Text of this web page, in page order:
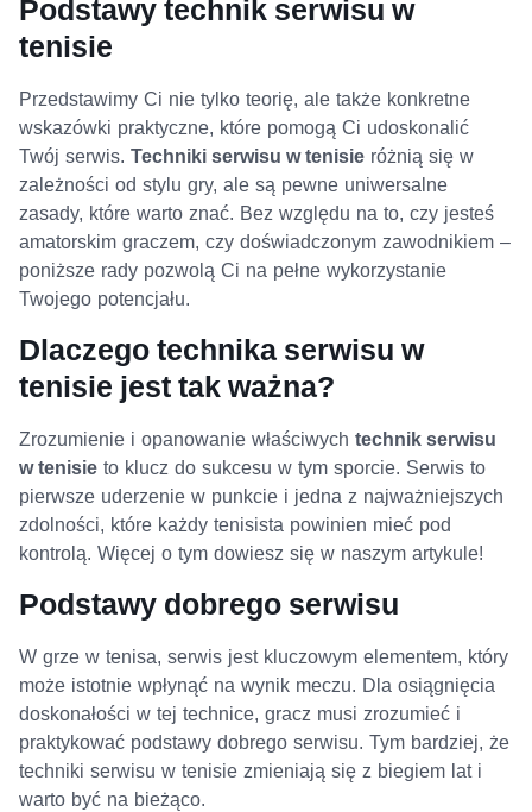
Podstawy technik serwisu w
tenisie
Przedstawimy Ci nie tylko teorię, ale także konkretne
wskazówki praktyczne, które pomogą Ci udoskonalić
Twój serwis. Techniki serwisu w tenisie różnią się w
zależności od stylu gry, ale są pewne uniwersalne
zasady, które warto znać. Bez względu na to, czy jesteś
amatorskim graczem, czy doświadczonym zawodnikiem –
poniższe rady pozwolą Ci na pełne wykorzystanie
Twojego potencjału.
Dlaczego technika serwisu w
tenisie jest tak ważna?
Zrozumienie i opanowanie właściwych technik serwisu
w tenisie to klucz do sukcesu w tym sporcie. Serwis to
pierwsze uderzenie w punkcie i jedna z najważniejszych
zdolności, które każdy tenisista powinien mieć pod
kontrolą. Więcej o tym dowiesz się w naszym artykule!
Podstawy dobrego serwisu
W grze w tenisa, serwis jest kluczowym elementem, który
może istotnie wpłynąć na wynik meczu. Dla osiągnięcia
doskonałości w tej technice, gracz musi zrozumieć i
praktykować podstawy dobrego serwisu. Tym bardziej, że
techniki serwisu w tenisie zmieniają się z biegiem lat i
warto być na bieżąco.